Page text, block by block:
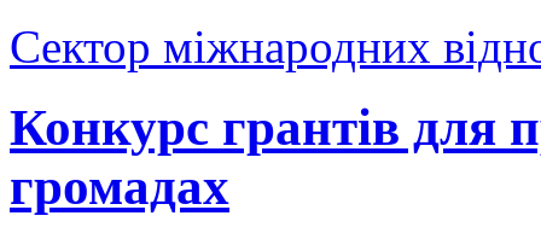
Сектор міжнародних
Конкурс грантів для
громадах